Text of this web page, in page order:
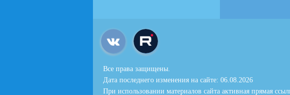
Все права защищены.
Дата последнего изменения на сайте: 06.08.2026
При использовании материалов сайта активная прямая